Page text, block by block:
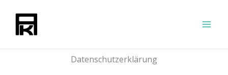
Inhalt
springen
Datenschutzerklärung